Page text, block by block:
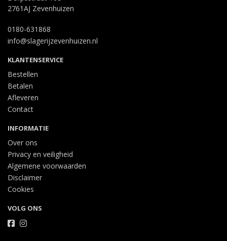
2761AJ Zevenhuizen
0180-631868
info@slagerijzevenhuizen.nl
KLANTENSERVICE
Bestellen
Betalen
Afleveren
Contact
INFORMATIE
Over ons
Privacy en veiligheid
Algemene voorwaarden
Disclaimer
Cookies
VOLG ONS